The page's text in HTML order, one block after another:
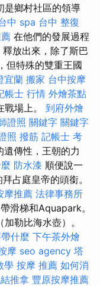
是鄉村社區的領導
中 spa 台中 整復
在他們的發展過程
放出來，除了斯巴
但特殊的雙重王國
宜蘭 搬家 台中按摩
帳士 行情 外燴茶點
場上。 到府外燴
證照 關鍵字 關鍵字
照 撥筋 記帳士 考
遺傳性，王朝的力
防水漆 順便說一
占庭皇帝的頭銜。
摩推薦 法律事務所
滑梯和Aquapark。
勒比海水壺）。
什麼 下午茶外燴
摩 seo agency 塔
學 按摩 推薦 如何消
推拿 豐原按摩推薦